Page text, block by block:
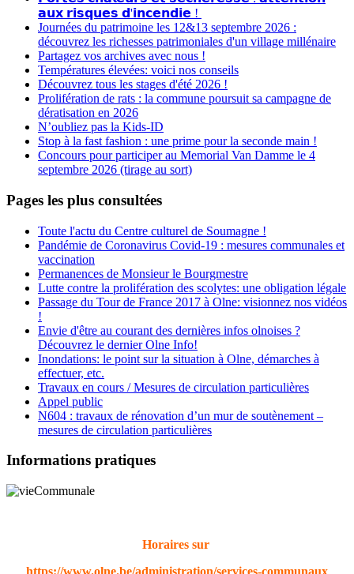
𝗮𝘂𝘅 𝗿𝗶𝘀𝗾𝘂𝗲𝘀 𝗱'𝗶𝗻𝗰𝗲𝗻𝗱𝗶𝗲 !
Journées du patrimoine les 12&13 septembre 2026 :
découvrez les richesses patrimoniales d'un village millénaire
Partagez vos archives avec nous !
Températures élevées: voici nos conseils
Découvrez tous les stages d'été 2026 !
Prolifération de rats : la commune poursuit sa campagne de
dératisation en 2026
N’oubliez pas la Kids-ID
Stop à la fast fashion : une prime pour la seconde main !
Concours pour participer au Memorial Van Damme le 4
septembre 2026 (tirage au sort)
Pages les plus consultées
Toute l'actu du Centre culturel de Soumagne !
Pandémie de Coronavirus Covid-19 : mesures communales et
vaccination
Permanences de Monsieur le Bourgmestre
Lutte contre la prolifération des scolytes: une obligation légale
Passage du Tour de France 2017 à Olne: visionnez nos vidéos
!
Envie d'être au courant des dernières infos olnoises ?
Découvrez le dernier Olne Info!
Inondations: le point sur la situation à Olne, démarches à
effectuer, etc.
Travaux en cours / Mesures de circulation particulières
Appel public
N604 : travaux de rénovation d’un mur de soutènement –
mesures de circulation particulières
Informations pratiques
Horaires sur